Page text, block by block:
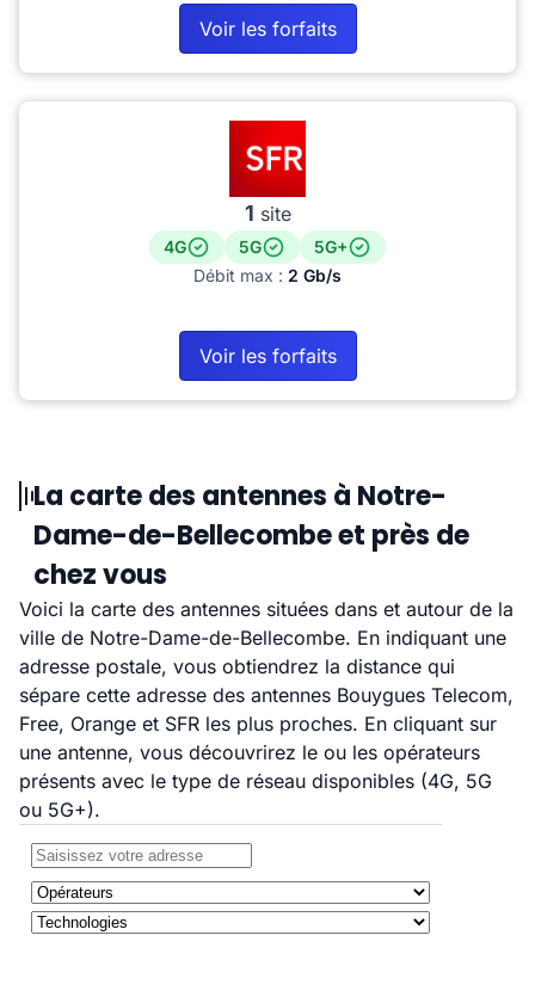
Voir les forfaits
1 site
4G 5G
5G+
Débit max : 2 Gb/s
Voir les forfaits
La carte des antennes à Notre-
Dame-de-Bellecombe et près de
chez vous
Voici la carte des antennes situées dans et autour de la
ville de Notre-Dame-de-Bellecombe. En indiquant une
adresse postale, vous obtiendrez la distance qui
sépare cette adresse des antennes Bouygues Telecom,
Free, Orange et SFR les plus proches. En cliquant sur
une antenne, vous découvrirez le ou les opérateurs
présents avec le type de réseau disponibles (4G, 5G
ou 5G+).